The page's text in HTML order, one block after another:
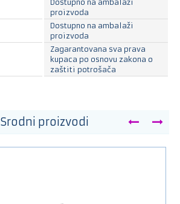
Dostupno na ambalaži
proizvoda
Dostupno na ambalaži
proizvoda
Zagarantovana sva prava
kupaca po osnovu zakona o
zaštiti potrošača
Srodni proizvodi